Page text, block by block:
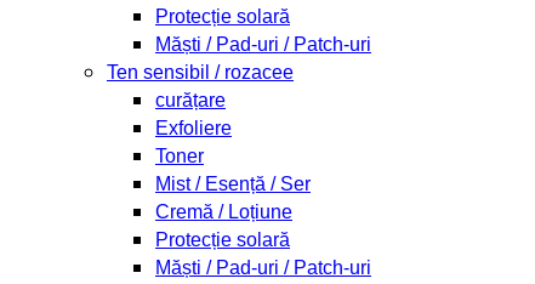
Protecție solară
Măști / Pad-uri / Patch-uri
Ten sensibil / rozacee
curățare
Exfoliere
Toner
Mist / Esență / Ser
Cremă / Loțiune
Protecție solară
Măști / Pad-uri / Patch-uri